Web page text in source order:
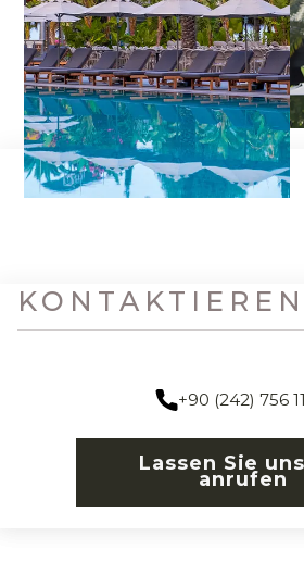
+90 (242) 756
Lassen Sie
anrufen